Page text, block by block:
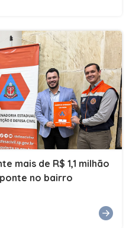
mais de R$ 1,1 milhão
no bairro